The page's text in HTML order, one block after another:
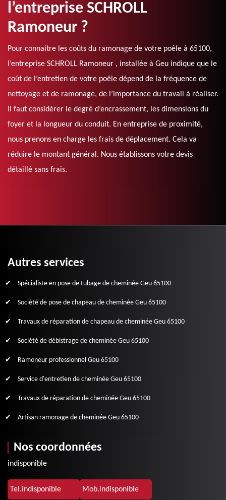
l’entreprise SCHROLL
Ramoneur ?
Pour connaitre les coûts du ramonage de votre poêle à 65100,
l’entreprise SCHROLL Ramoneur , installée à Geu indique que le
coût de l’entretien de votre poêle dépend de la fréquence de
nettoyage et de ramonage, de l’importance du travail à réaliser.
Il faut considérer le degré d’encrassement, les dimensions du
foyer et la longueur du conduit. En entreprise de proximité,
nous prenons en charge les frais de déplacement. Cela va
réduire le montant général. Nous établissons votre devis
détaillé sans frais.
Autres services
Spécialiste en pose de tubage de cheminée Geu 65100
Société de pose de chapeau de cheminée Geu 65100
Travaux de réparation de chapeau de cheminée Geu 65100
Société de débistrage de cheminée Geu 65100
Ramoneur professionnel Geu 65100
Service d'entretien de cheminée Geu 65100
Travaux de réparation de cheminée Geu 65100
Artisan ramonage de cheminée Geu 65100
Nos coordonnées
indisponible
Tel.indisponible Mob.indisponible